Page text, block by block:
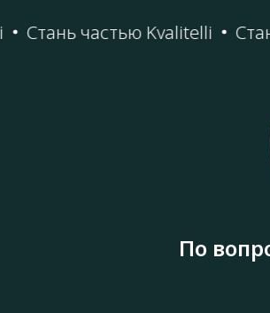
Стань частью Kvalitelli Стань
По